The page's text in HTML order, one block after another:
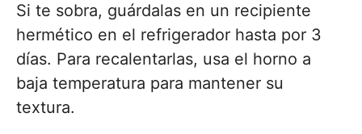
Si te sobra, guárdalas en un recipiente
hermético en el refrigerador hasta por 3
días. Para recalentarlas, usa el horno a
baja temperatura para mantener su
textura.